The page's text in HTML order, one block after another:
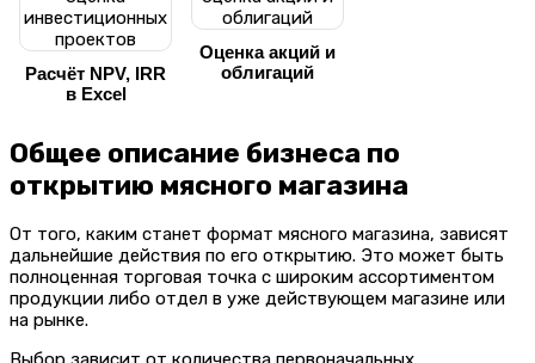
Расчёт NPV, IRR
в Excel
Оценка акций и
облигаций
Общее описание бизнеса по
открытию мясного магазина
От того, каким станет формат мясного магазина, зависят
дальнейшие действия по его открытию. Это может быть
полноценная торговая точка с широким ассортиментом
продукции либо отдел в уже действующем магазине или
на рынке.